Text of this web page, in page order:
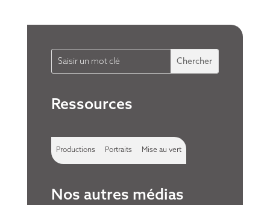
Ressources
Productions Portraits Mise au vert
Nos autres médias